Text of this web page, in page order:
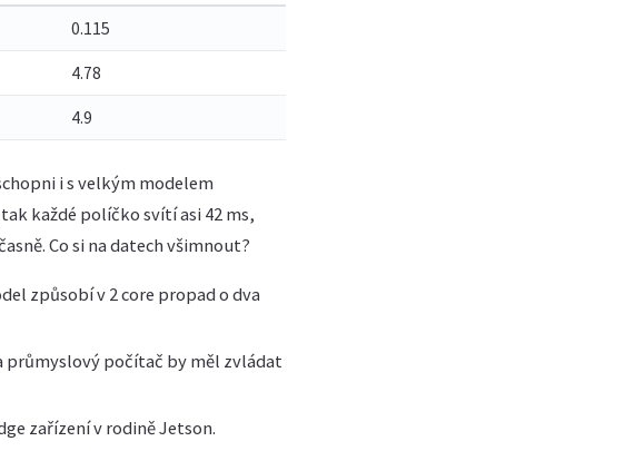
0.115
4.78
4.9
i s velkým modelem
každé políčko svítí asi 42 ms,
Co si na datech všimnout?
způsobí v 2 core propad o dva
průmyslový počítač by měl zvládat
zařízení v rodině Jetson.